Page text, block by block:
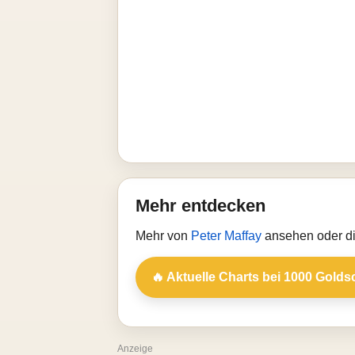
Mehr entdecken
Mehr von Peter Maffay ansehen oder
🔥 Aktuelle Charts bei 1000
Anzeige